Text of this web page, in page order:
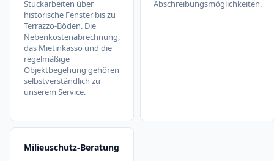
Stuckarbeiten über
historische Fenster bis zu
Terrazzo-Böden. Die
Nebenkostenabrechnung,
das Mietinkasso und die
regelmäßige
Objektbegehung gehören
selbstverständlich zu
unserem Service.
Abschreibungsmöglichkeiten.
Milieuschutz-Beratung